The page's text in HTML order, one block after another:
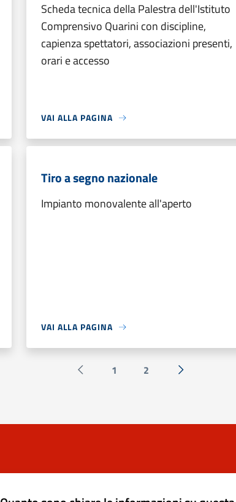
Scheda tecnica della Palestra dell'Istituto
Comprensivo Quarini con discipline,
capienza spettatori, associazioni presenti,
orari e accesso
VAI ALLA PAGINA
Tiro a segno nazionale
Impianto monovalente all'aperto
VAI ALLA PAGINA
Pagina precedente
1 2
Successiva »